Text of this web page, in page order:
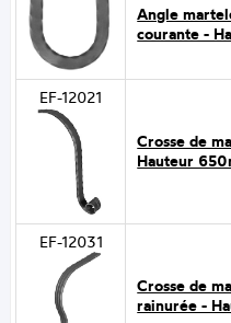
Angle
courante -
EF-12021
Crosse de
Hauteur
EF-12031
Crosse de
rainurée -